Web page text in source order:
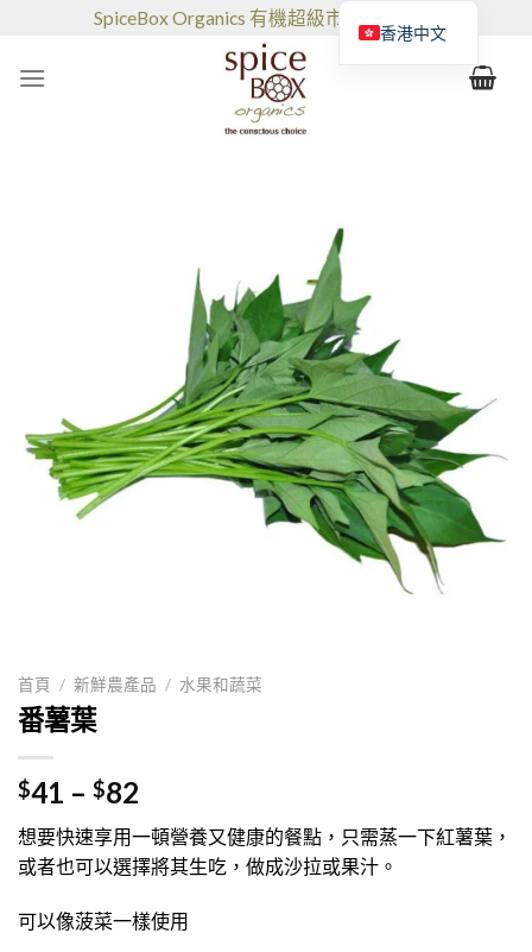
SpiceBox Organics 有機超級市場和咖啡館
首頁 / 新鮮農產品 / 水果和蔬菜
番薯葉
$41 – $82
格
范
围：
$41
过
想要快速享用一頓營養又健康的餐點，只需蒸一下紅薯葉，
或者也可以選擇將其生吃，做成沙拉或果汁。
可以像菠菜一樣使用
香港中文